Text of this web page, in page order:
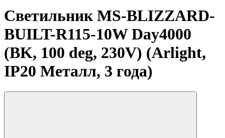
Светильник MS-BLIZZARD-
BUILT-R115-10W Day4000
(BK, 100 deg, 230V) (Arlight,
IP20 Металл, 3 года)